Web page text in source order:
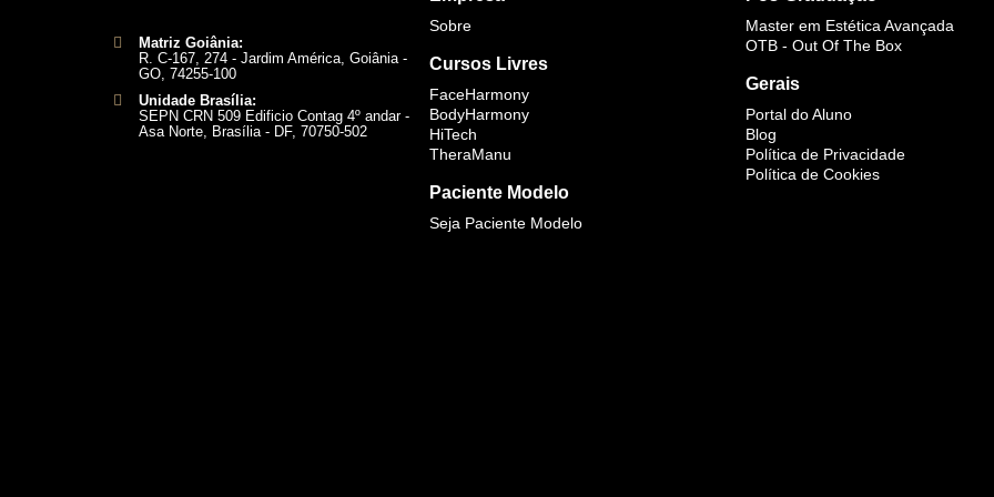
Matriz Goiânia:
R. C-167, 274 - Jardim América, Goiânia -
GO, 74255-100
Unidade Brasília:
SEPN CRN 509 Edificio Contag 4º andar -
Asa Norte, Brasília - DF, 70750-502
Sobre
Cursos Livres
FaceHarmony
BodyHarmony
HiTech
TheraManu
Paciente Modelo
Seja Paciente Modelo
Master em Estética Avançada
OTB - Out Of The Box
Gerais
Portal do Aluno
Blog
Política de Privacidade
Política de Cookies